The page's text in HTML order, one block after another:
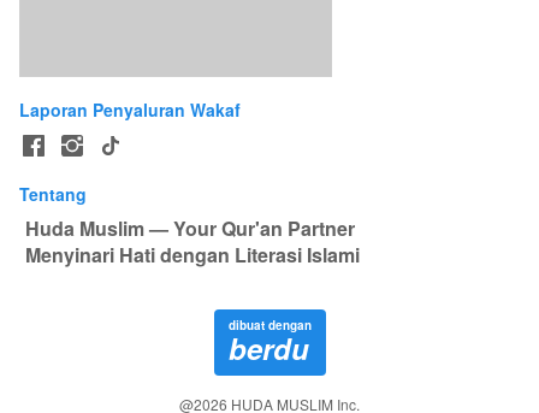
Laporan Penyaluran Wakaf
Tentang
Huda Muslim — Your Qur'an Partner
Menyinari Hati dengan Literasi Islami
dibuat dengan
berdu
@2026 HUDA MUSLIM Inc.